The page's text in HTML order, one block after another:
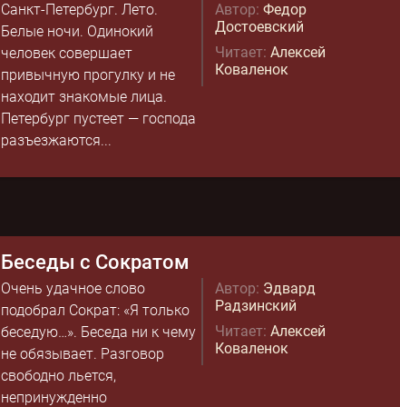
Автор: Федор
Достоевский
Читает: Алексей
Коваленок
Санкт-Петербург. Лето.
Белые ночи. Одинокий
человек совершает
привычную прогулку и не
находит знакомые лица.
Петербург пустеет — господа
разъезжаются...
Беседы с Сократом
Автор: Эдвард
Радзинский
Читает: Алексей
Коваленок
Очень удачное слово
подобрал Сократ: «Я только
беседую…». Беседа ни к чему
не обязывает. Разговор
свободно льется,
непринужденно